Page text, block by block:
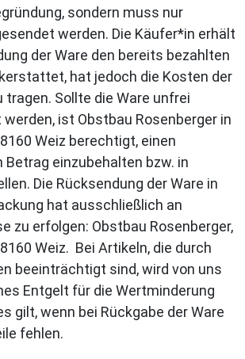
sondern muss nur
werden. Die Käufer*in erhält
der Ware den bereits bezahlten
hat jedoch die Kosten der
tragen. Sollte die Ware unfrei
ist Obstbau Rosenberger in
Weiz berechtigt, einen
einzubehalten bzw. in
Die Rücksendung der Ware in
hat ausschließlich an
zu erfolgen: Obstbau Rosenberger,
Weiz. Bei Artikeln, die durch
beeinträchtigt sind, wird von uns
Entgelt für die Wertminderung
gilt, wenn bei Rückgabe der Ware
fehlen.